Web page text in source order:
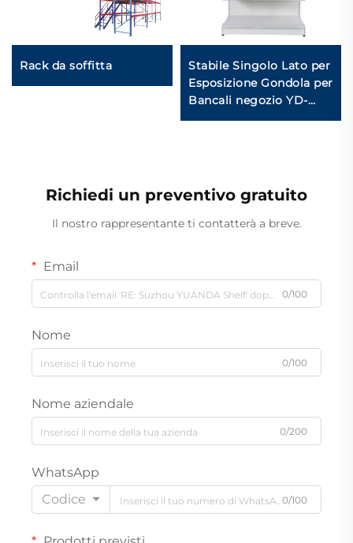
Rack da soffitta
Stabile Singolo Lato per
Esposizione Gondola per
Bancali negozio YD-
S002
Richiedi un preventivo gratuito
Il nostro rappresentante ti contatterà a breve.
Email
0/100
Nome
0/100
Nome aziendale
0/200
WhatsApp
Codice
0/100